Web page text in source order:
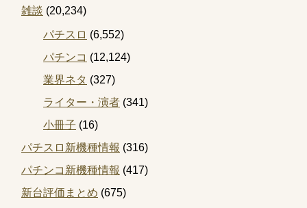
雑談 (20,234)
パチスロ (6,552)
パチンコ (12,124)
業界ネタ (327)
ライター・演者 (341)
小冊子 (16)
パチスロ新機種情報 (316)
パチンコ新機種情報 (417)
新台評価まとめ (675)